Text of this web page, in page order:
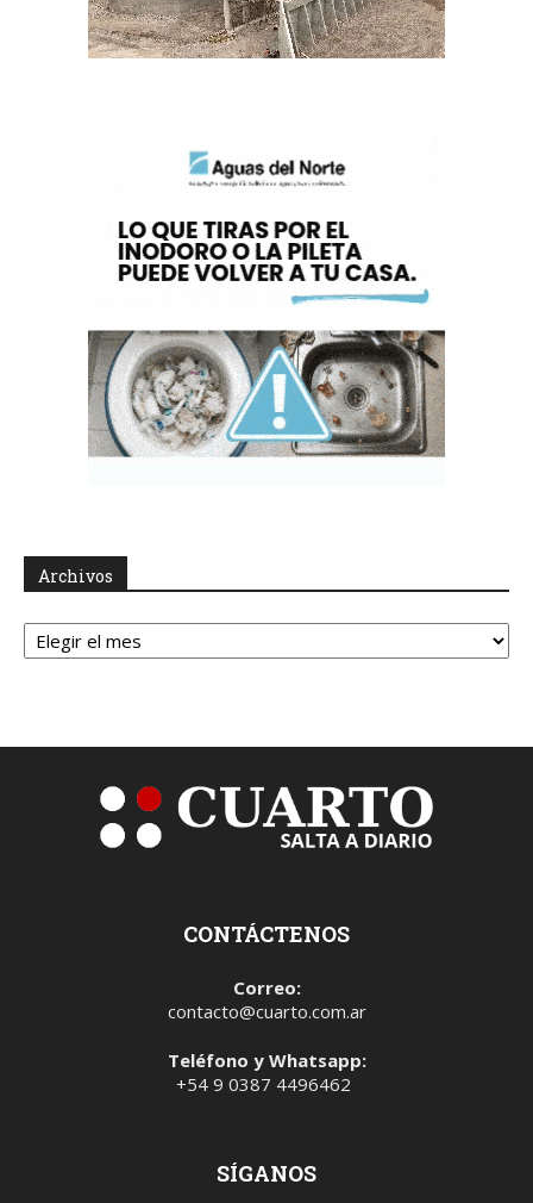
Archivos
Archivos
CONTÁCTENOS
Correo:
contacto@cuarto.com.ar
Teléfono y Whatsapp:
+54 9 0387 4496462
SÍGANOS